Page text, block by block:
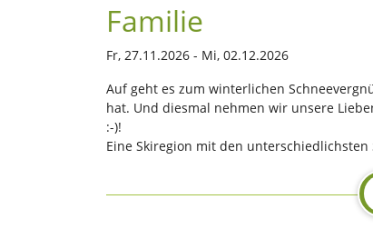
Familie
Fr, 27.11.2026 - Mi, 02.12.2026
Auf geht es zum winterlichen
hat. Und diesmal nehmen wir unsere
:-)!
Eine Skiregion mit den